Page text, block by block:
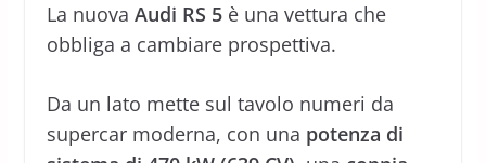
La nuova Audi RS 5è una vettura che
obbliga a cambiare prospettiva.
Da un lato mette sul tavolo numeri da
supercar moderna, con una potenza di